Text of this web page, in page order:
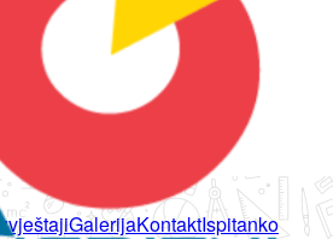
IzvještajiGalerijaKontaktIspitanko